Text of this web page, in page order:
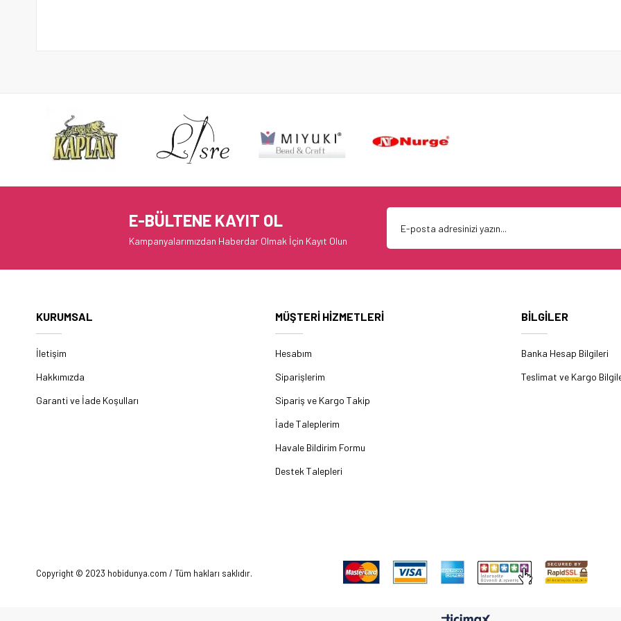
E-BÜLTENE KAYIT OL
Kampanyalarımızdan Haberdar Olmak İçin Kayıt Olun
KURUMSAL
İletişim
Hakkımızda
Garanti ve İade Koşulları
MÜŞTERİ HİZMETLERİ
Hesabım
Siparişlerim
Sipariş ve Kargo Takip
İade Taleplerim
Havale Bildirim Formu
Destek Talepleri
BİLGİLER
Banka Hesap Bilgileri
Teslimat ve Kargo
Copyright © 2023 hobidunya.com / Tüm hakları saklıdır.